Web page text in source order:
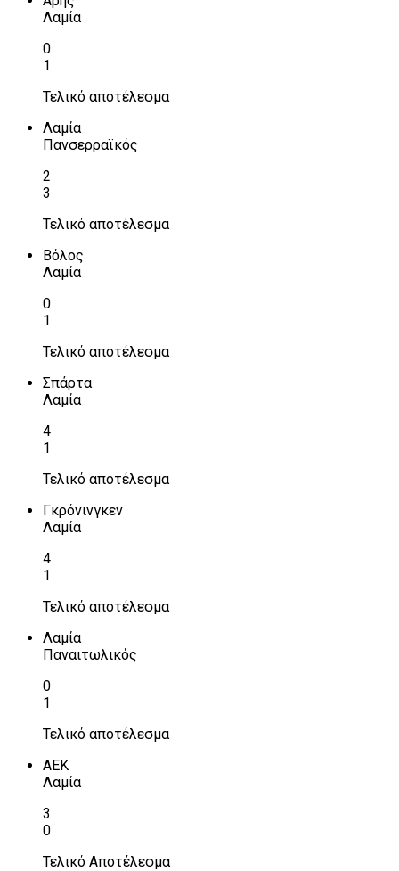
Λαμία
0
1
Τελικό αποτέλεσμα
Λαμία
Πανσερραϊκός
2
3
Τελικό αποτέλεσμα
Βόλος
Λαμία
0
1
Τελικό αποτέλεσμα
Σπάρτα
Λαμία
4
1
Τελικό αποτέλεσμα
Γκρόνινγκεν
Λαμία
4
1
Τελικό αποτέλεσμα
Λαμία
Παναιτωλικός
0
1
Τελικό αποτέλεσμα
ΑΕΚ
Λαμία
3
0
Τελικό Αποτέλεσμα